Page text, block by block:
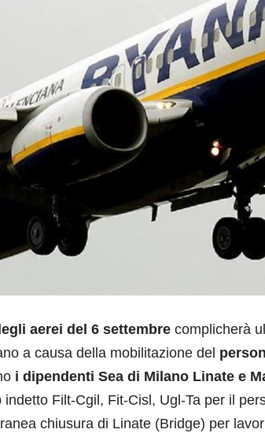
aerei del 6 settembre complicherà
a causa della mobilitazione del
i dipendenti Sea di Milano Linate e
indetto Filt-Cgil, Fit-Cisl, Ugl-Ta per il
chiusura di Linate (Bridge) per